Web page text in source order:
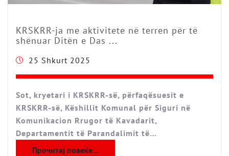
KRSKRR-ja me aktivitete në terren për të
shënuar Ditën e Das ...
25 Shkurt 2025
Sot, kryetari i KRSKRR-së, përfaqësuesit e
KRSKRR-së, Këshillit Komunal për Siguri në
Komunikacion Rrugor të Kavadarit,
Departamentit të Parandalimit të…
Прочитај повеќе...